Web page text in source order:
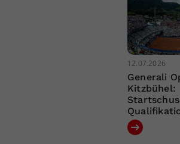
12.07.2026
Generali
Kitzbühel: